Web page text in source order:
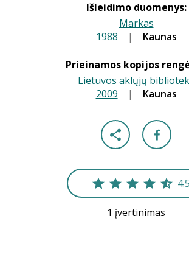
Išleidimo duomenys:
Markas
1988 | Kaunas
Prieinamos kopijos
Lietuvos aklųjų
2009 | Kaunas
4.5
1 įvertinimas